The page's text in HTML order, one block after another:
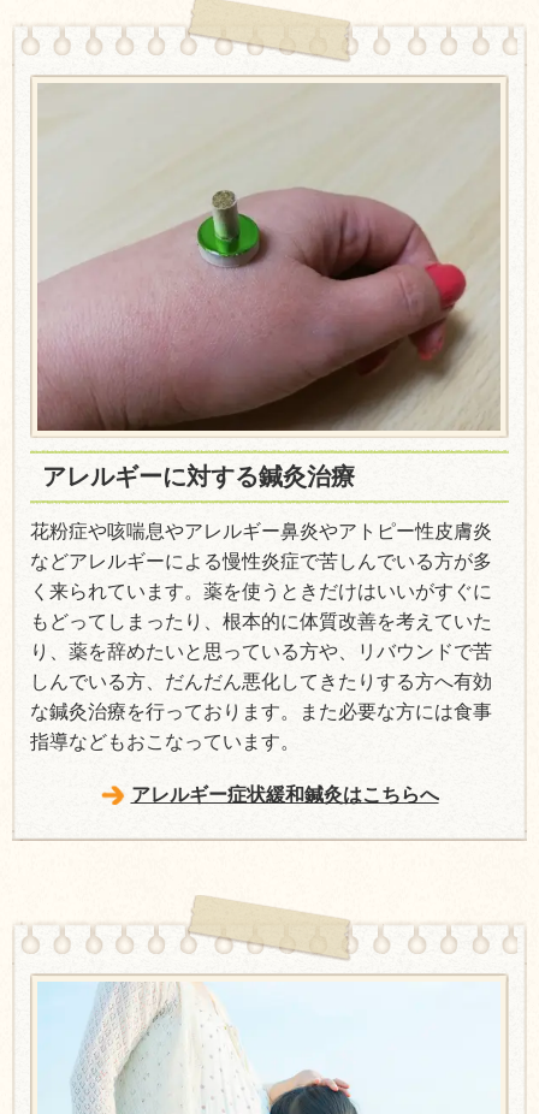
アレルギーに対する鍼灸治療
花粉症や咳喘息やアレルギー鼻炎やアトピー性皮膚炎
などアレルギーによる慢性炎症で苦しんでいる方が多
く来られています。薬を使うときだけはいいがすぐに
もどってしまったり、根本的に体質改善を考えていた
り、薬を辞めたいと思っている方や、リバウンドで苦
しんでいる方、だんだん悪化してきたりする方へ有効
な鍼灸治療を行っております。また必要な方には食事
指導などもおこなっています。
アレルギー症状緩和鍼灸はこちらへ